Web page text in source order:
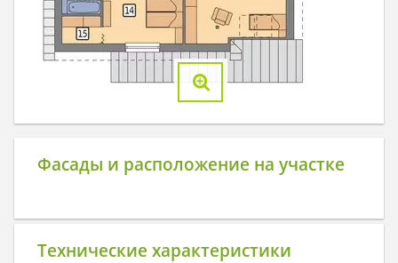
Фасады и расположение на участке
Технические характеристики